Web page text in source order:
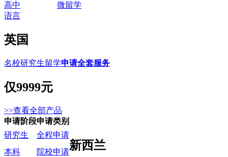
高中
微留学
语言
英国
名校研究生留学申请全套服务
仅9999元
>>查看全部产品
申请阶段申请类别
研究生
全程申请
新西兰
本科
院校申请